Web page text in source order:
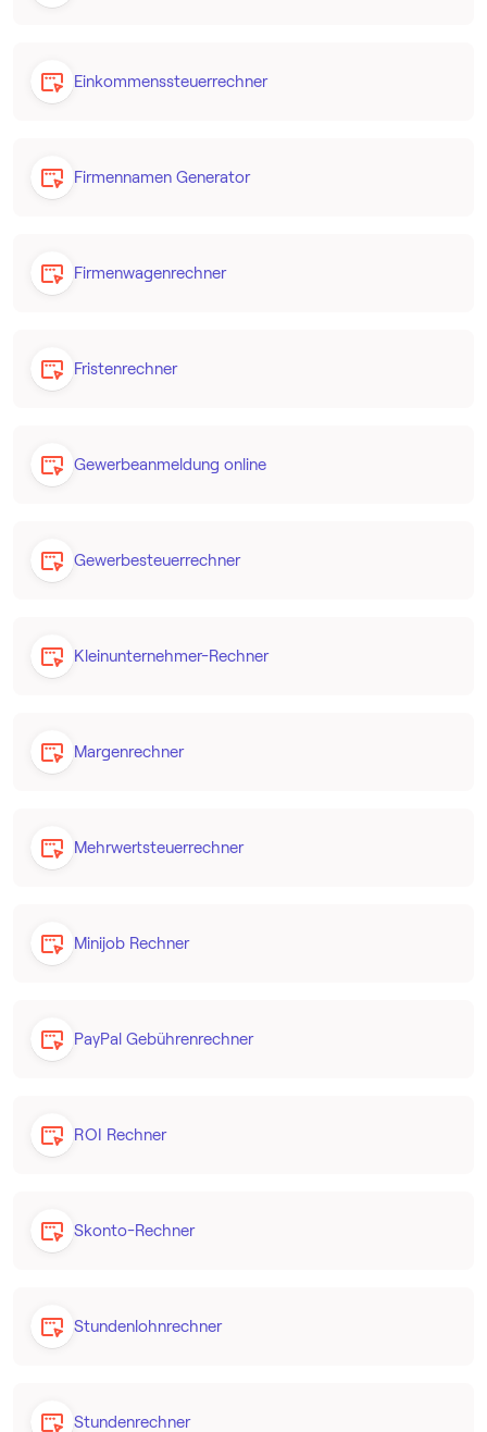
Einkommenssteuerrechner
Firmennamen Generator
Firmenwagenrechner
Fristenrechner
Gewerbeanmeldung online
Gewerbesteuerrechner
Kleinunternehmer-Rechner
Margenrechner
Mehrwertsteuerrechner
Minijob Rechner
PayPal Gebührenrechner
ROI Rechner
Skonto-Rechner
Stundenlohnrechner
Stundenrechner